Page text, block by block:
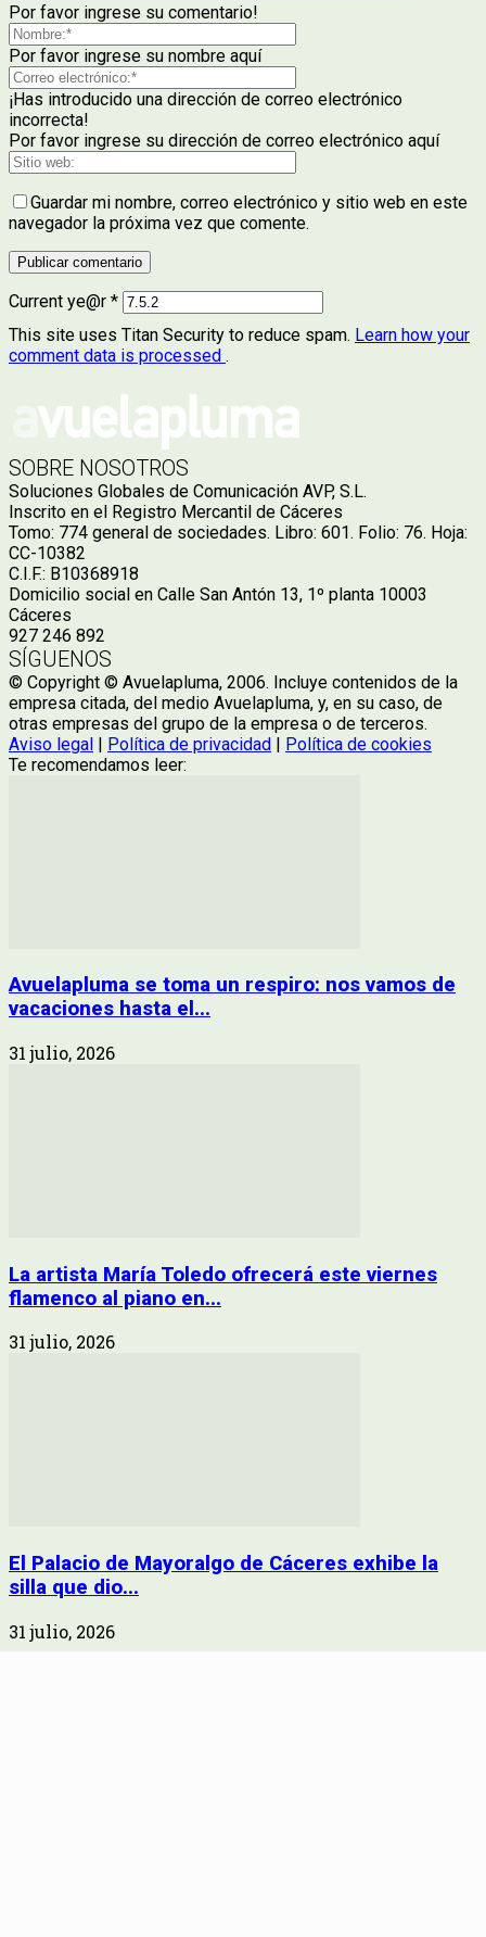
Por favor ingrese su comentario!
Por favor ingrese su nombre aquí
¡Has introducido una dirección de correo electrónico
incorrecta!
Por favor ingrese su dirección de correo electrónico aquí
Guardar mi nombre, correo electrónico y sitio web en este
navegador la próxima vez que comente.
Current ye@r *
This site uses Titan Security to reduce spam. Learn how your
comment data is processed .
SOBRE NOSOTROS
Soluciones Globales de Comunicación AVP, S.L.
Inscrito en el Registro Mercantil de Cáceres
Tomo: 774 general de sociedades. Libro: 601. Folio: 76. Hoja:
CC-10382
C.I.F.: B10368918
Domicilio social en Calle San Antón 13, 1º planta 10003
Cáceres
927 246 892
SÍGUENOS
© Copyright © Avuelapluma, 2006. Incluye contenidos de la
empresa citada, del medio Avuelapluma, y, en su caso, de
otras empresas del grupo de la empresa o de terceros.
Aviso legal | Política de privacidad | Política de cookies
Te recomendamos leer:
Avuelapluma se toma un respiro: nos vamos de
vacaciones hasta el...
31 julio, 2026
La artista María Toledo ofrecerá este viernes
flamenco al piano en...
31 julio, 2026
El Palacio de Mayoralgo de Cáceres exhibe la
silla que dio...
31 julio, 2026